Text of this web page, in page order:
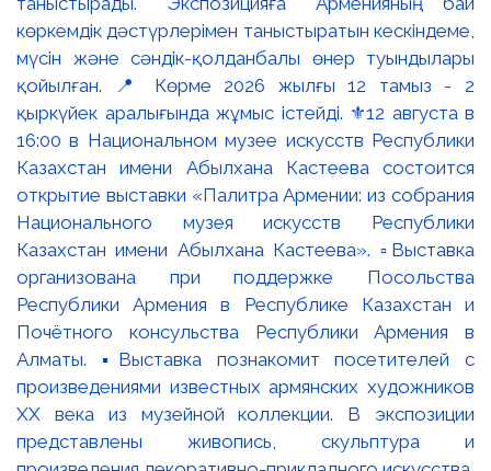
көркемдік дәстүрлерімен таныстыратын кескіндеме,
мүсін және сәндік-қолданбалы өнер туындылары
қойылған. 📍 Көрме 2026 жылғы 12 тамыз - 2
қыркүйек аралығында жұмыс істейді. ⚜️12 августа в
16:00 в Национальном музее искусств Республики
Казахстан имени Абылхана Кастеева состоится
открытие выставки «Палитра Армении: из собрания
Национального музея искусств Республики
Казахстан имени Абылхана Кастеева». ▫️Выставка
организована при поддержке Посольства
Республики Армения в Республике Казахстан и
Почётного консульства Республики Армения в
Алматы. ▪️Выставка познакомит посетителей с
произведениями известных армянских художников
XX века из музейной коллекции. В экспозиции
представлены живопись, скульптура и